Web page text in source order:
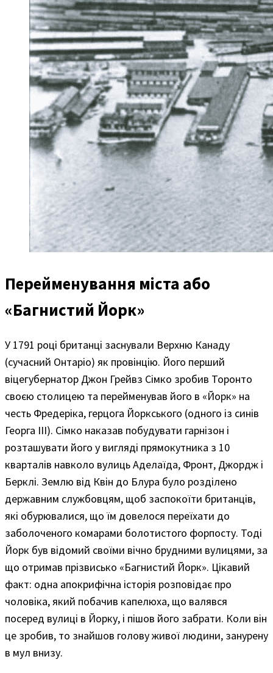
Перейменування міста або
«Багнистий Йорк»
У 1791 році британці заснували Верхню Канаду
(сучасний Онтаріо) як провінцію. Його перший
віцегубернатор Джон Грейвз Сімко зробив Торонто
своєю столицею та перейменував його в «Йорк» на
честь Фредеріка, герцога Йоркського (одного із синів
Георга III). Сімко наказав побудувати гарнізон і
розташувати його у вигляді прямокутника з 10
кварталів навколо вулиць Аделаїда, Фронт, Джордж і
Берклі. Землю від Квін до Блура було розділено
державним службовцям, щоб заспокоїти британців,
які обурювалися, що їм довелося переїхати до
заболоченого комарами болотистого форпосту. Тоді
Йорк був відомий своїми вічно брудними вулицями, за
що отримав прізвисько «Багнистий Йорк». Цікавий
факт: одна апокрифічна історія розповідає про
чоловіка, який побачив капелюха, що валявся
посеред вулиці в Йорку, і пішов його забрати. Коли він
це зробив, то знайшов голову живої людини, занурену
в мул внизу.